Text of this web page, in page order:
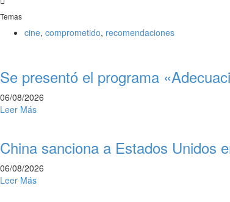
Temas
cine, comprometido, recomendaciones
Se presentó el programa
06/08/2026
Leer Más
China sanciona a Estados Unidos
06/08/2026
Leer Más